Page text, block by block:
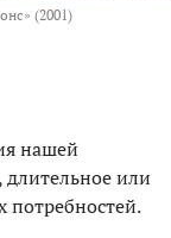
(2001)
нашей
или
потребностей.